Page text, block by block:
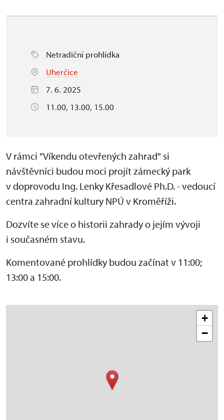
Netradiční prohlídka
Uherčice
7. 6. 2025
11.00, 13.00, 15.00
V rámci "Víkendu otevřených zahrad" si
návštěvníci budou moci projít zámecký park
v doprovodu Ing. Lenky Křesadlové Ph.D. - vedoucí
centra zahradní kultury NPÚ v Kroměříži.
Dozvíte se více o historii zahrady o jejím vývoji
i současném stavu.
Komentované prohlídky budou začínat v 11:00;
13:00 a 15:00.
+
−